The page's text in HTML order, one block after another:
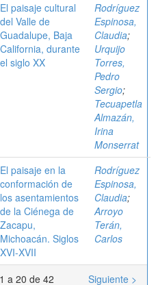
El paisaje cultural
del Valle de
Guadalupe, Baja
California, durante
el siglo XX
Rodríguez
Espinosa,
Claudia;
Urquijo
Torres,
Pedro
Sergio;
Tecuapetla
Almazán,
Irina
Monserrat
El paisaje en la
conformación de
los asentamientos
de la Ciénega de
Zacapu,
Michoacán. Siglos
XVI-XVII
Rodríguez
Espinosa,
Claudia;
Arroyo
Terán,
Carlos
a 20 de 42 Siguiente >